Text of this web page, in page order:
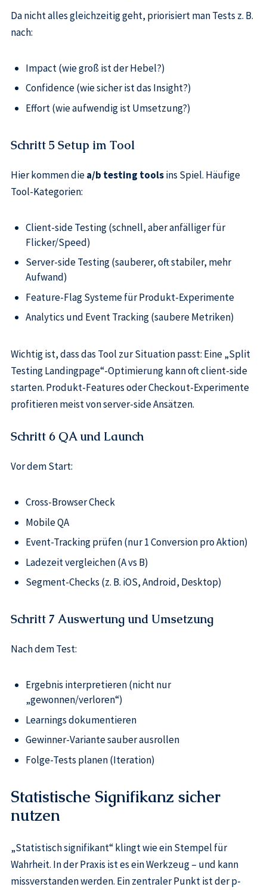
Da nicht alles gleichzeitig geht, priorisiert man Tests z. B.
nach:
Impact (wie groß ist der Hebel?)
Confidence (wie sicher ist das Insight?)
Effort (wie aufwendig ist Umsetzung?)
Schritt 5 Setup im Tool
Hier kommen diea/b testing toolsins Spiel. Häufige
Tool-Kategorien:
Client-side Testing (schnell, aber anfälliger für
Flicker/Speed)
Server-side Testing (sauberer, oft stabiler, mehr
Aufwand)
Feature-Flag Systeme für Produkt-Experimente
Analytics und Event Tracking (saubere Metriken)
Wichtig ist, dass das Tool zur Situation passt: Eine „Split
Testing Landingpage“-Optimierung kann oft client-side
starten. Produkt-Features oder Checkout-Experimente
profitieren meist von server-side Ansätzen.
Schritt 6 QA und Launch
Vor dem Start:
Cross-Browser Check
Mobile QA
Event-Tracking prüfen (nur 1 Conversion pro Aktion)
Ladezeit vergleichen (A vs B)
Segment-Checks (z. B. iOS, Android, Desktop)
Schritt 7 Auswertung und Umsetzung
Nach dem Test:
Ergebnis interpretieren (nicht nur
„gewonnen/verloren“)
Learnings dokumentieren
Gewinner-Variante sauber ausrollen
Folge-Tests planen (Iteration)
Statistische Signifikanz sicher
nutzen
„Statistisch signifikant“ klingt wie ein Stempel für
Wahrheit. In der Praxis ist es ein Werkzeug – und kann
missverstanden werden. Ein zentraler Punkt ist der p-